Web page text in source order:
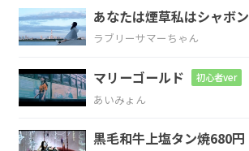
でも不意をつかれた私もほら
C
好きになって 好きになってる
C
あなたは煙草私はシャボン
ラブリーサマーちゃん
マリーゴールド 初心者ver
あいみょん
黒毛和牛上塩タン焼680円